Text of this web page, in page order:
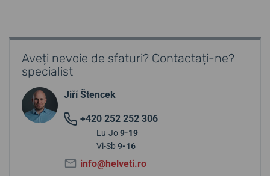
Aveți nevoie de sfaturi? Contactați-ne?
specialist
Jiří Štencek
+420 252 252 306
Lu-Jo9-19
Vi-Sb 9-16
info@helveti.ro